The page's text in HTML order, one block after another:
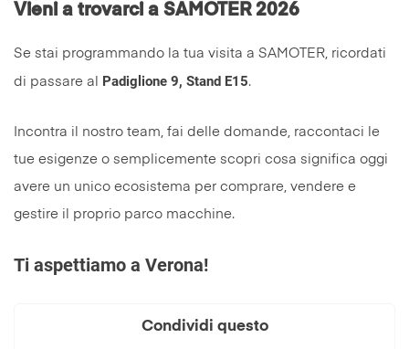
Vieni a trovarci a SAMOTER 2026
Se stai programmando la tua visita a SAMOTER, ricordati
di passare al Padiglione 9, Stand E15.
Incontra il nostro team, fai delle domande, raccontaci le
tue esigenze o semplicemente scopri cosa significa oggi
avere un unico ecosistema per comprare, vendere e
gestire il proprio parco macchine.
Ti aspettiamo a Verona!
Condividi questo